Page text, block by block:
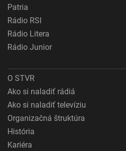
Patria
Rádio RSI
Rádio Litera
Rádio Junior
O STVR
Ako si naladiť rádiá
Ako si naladiť televíziu
Organizačná štruktúra
História
Kariéra